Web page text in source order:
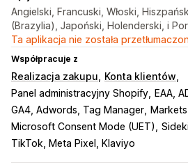
Angielski, Francuski, Włoski,
(Brazylia), Japoński, Holenderski, i
Ta aplikacja nie została
Współpracuje z
Realizacja zakupu
Konta klientów
Panel administracyjny Shopify
EAA,
GA4, Adwords, Tag Manager
Microsoft Consent Mode (UET)
TikTok, Meta Pixel, Klaviyo